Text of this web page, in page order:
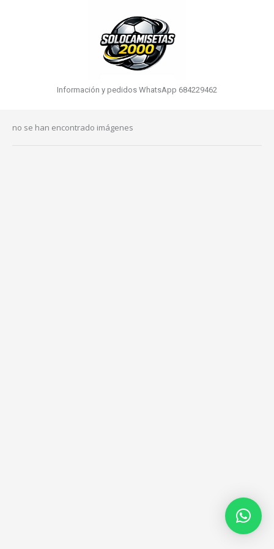
Información y pedidos WhatsApp 684229462
no se han encontrado imágenes